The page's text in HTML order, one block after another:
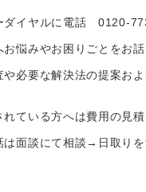
ダイヤルに電話 0120-
お悩みやお困りごとをお
や必要な解決法の提案お
れている方へは費用の見
は面談にて相談→日取りを